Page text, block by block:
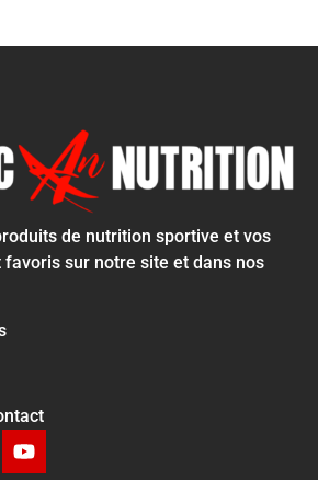
de nutrition sportive et vos
sur notre site et dans nos